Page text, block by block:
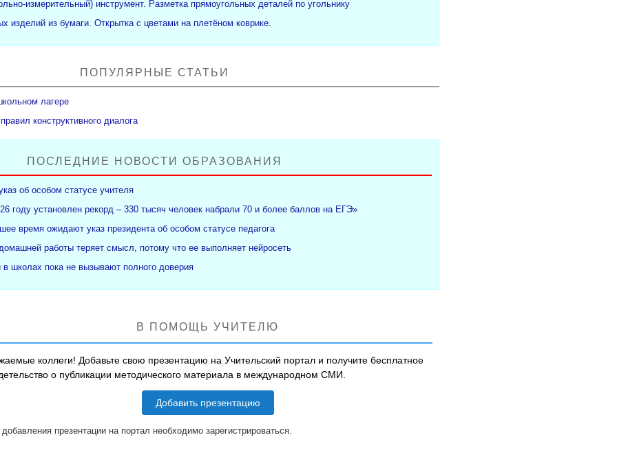
измерительный) инструмент. Разметка прямоугольных деталей по угольнику
изделий из бумаги. Открытка с цветами на плетёном коврике.
ПОПУЛЯРНЫЕ СТАТЬИ
лагере
конструктивного диалога
ПОСЛЕДНИЕ НОВОСТИ ОБРАЗОВАНИЯ
об особом статусе учителя
году установлен рекорд – 330 тысяч человек набрали 70 и более баллов на ЕГЭ»
время ожидают указ президента об особом статусе педагога
работы теряет смысл, потому что ее выполняет нейросеть
в школах пока не вызывают полного доверия
В ПОМОЩЬ УЧИТЕЛЮ
коллеги! Добавьте свою презентацию на Учительский портал и получите бесплатное
о публикации методического материала в международном СМИ.
Добавить презентацию
презентации на портал необходимо зарегистрироваться.